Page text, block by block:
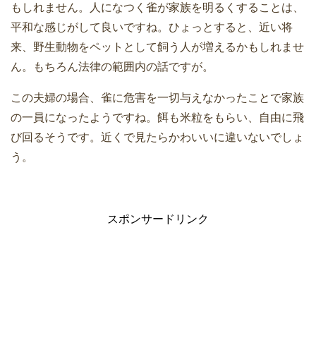
もしれません。人になつく雀が家族を明るくすることは、
平和な感じがして良いですね。ひょっとすると、近い将
来、野生動物をペットとして飼う人が増えるかもしれませ
ん。もちろん法律の範囲内の話ですが。
この夫婦の場合、雀に危害を一切与えなかったことで家族
の一員になったようですね。餌も米粒をもらい、自由に飛
び回るそうです。近くで見たらかわいいに違いないでしょ
う。
スポンサードリンク